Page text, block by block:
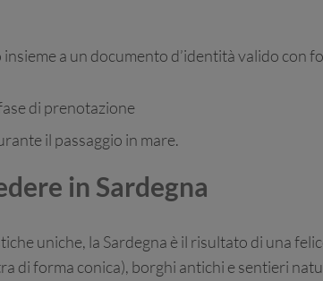
a un documento d’identità valido con
di prenotazione
il passaggio in mare.
in Sardegna
uniche, la Sardegna è il risultato di una
di forma conica), borghi antichi e sentieri